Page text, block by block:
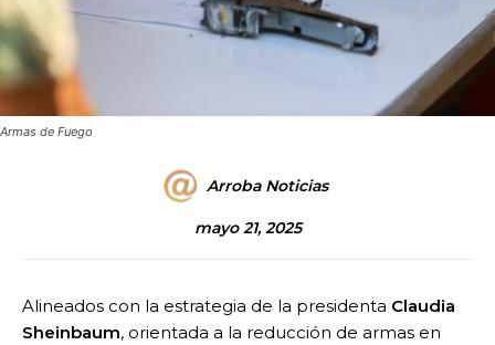
Armas de Fuego
Arroba Noticias
mayo 21, 2025
Alineados con la estrategia de la presidenta Claudia
Sheinbaum, orientada a la reducción de armas en